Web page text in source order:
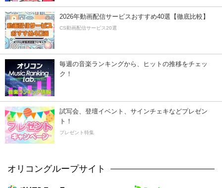
2026年動画配信サービスおすすめ40選【徹底比較】
CS動画配信サービス20選
毎週の音楽ランキングから、ヒットの推移をチェッ
ク！
試写会、登壇イベント、サインチェキなどプレゼン
ト！
プレゼント特集
オリコングループサイト